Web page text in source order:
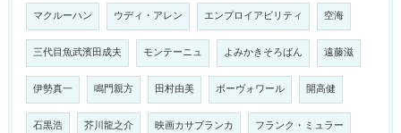
マクルーハン ウディ・アレン エンプロイアビリティ 空海
三代目魚武濱田成夫 モンテーニュ よみかきそろばん 遠藤滋
伊勢真一 鳴門親方 田村由美 ボーヴォワール 開高健
石黒浩 芥川龍之介 映画カサブランカ フランク・ミュラー